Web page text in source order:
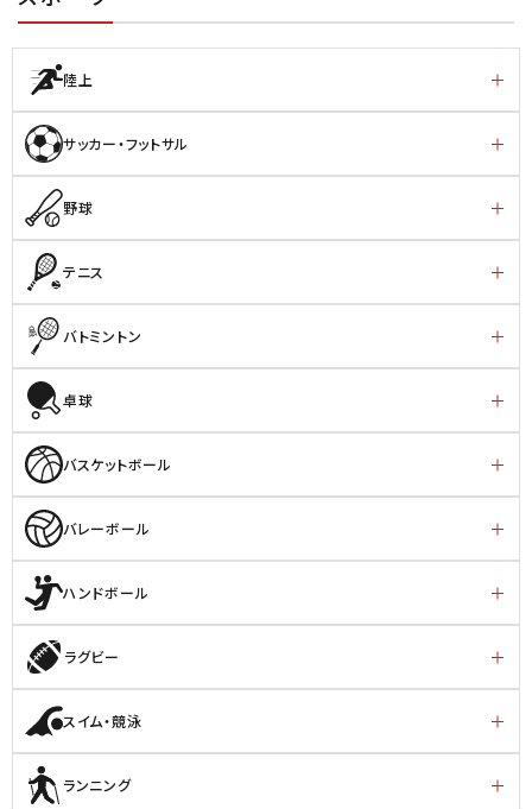
陸上
サッカー・フットサル
野球
テニス
バトミントン
卓球
バスケットボール
バレーボール
ハンドボール
ラグビー
スイム・競泳
ランニング